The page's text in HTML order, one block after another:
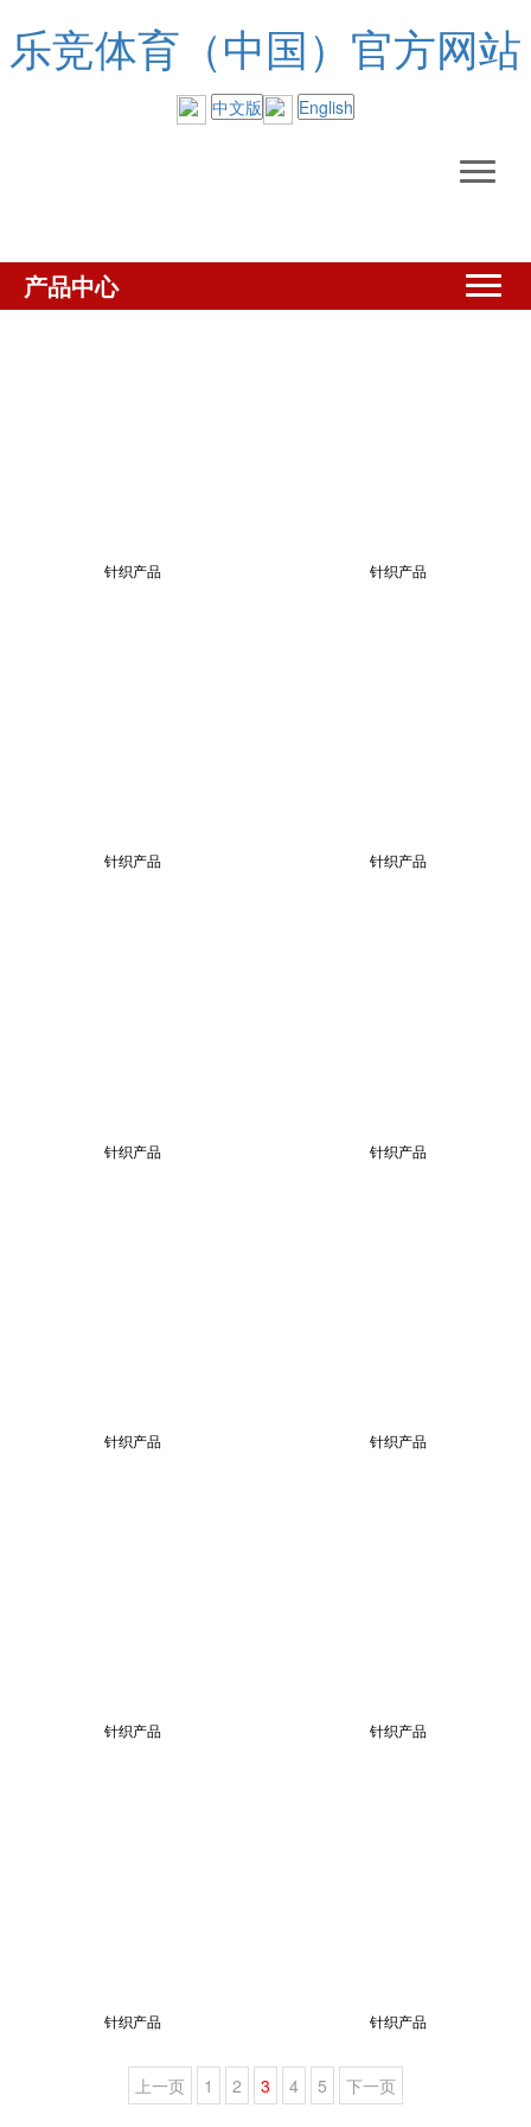
乐竞体育（中国）官方网站
中文版 English
产品中心
针织产品 针织产品
针织产品 针织产品
针织产品 针织产品
针织产品 针织产品
针织产品 针织产品
针织产品 针织产品
上一页 1 2 3 4 5 下一页